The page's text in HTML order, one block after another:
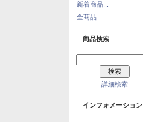
新着商品...
全商品...
商品検索
詳細検索
インフォメーション